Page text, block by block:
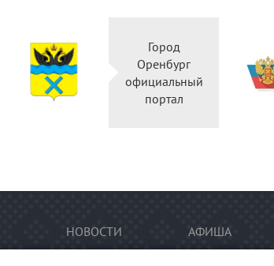
Город
Оренбург
официальный
портал
НОВОСТИ АФИША